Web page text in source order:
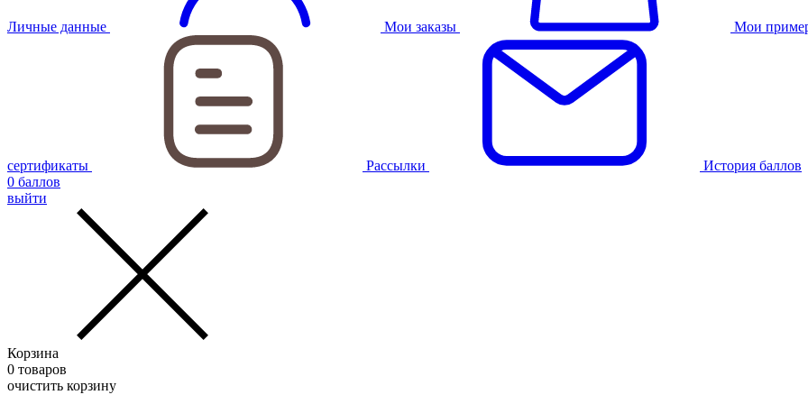
Личные данные Мои заказы Мои
сертификаты Рассылки
История баллов
0 баллов
выйти
Корзина
0 товаров
очистить корзину